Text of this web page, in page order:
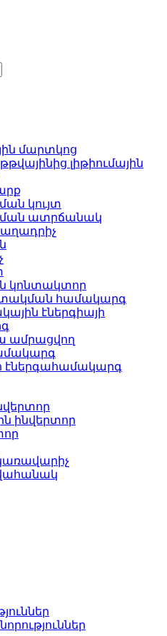
մարտկոց
լիթիումային
կույտ
ատրճանակ
կոնտակտոր
համակարգ
էներգիայի
ամրացվող
էներգահամակարգ
ինվերտոր